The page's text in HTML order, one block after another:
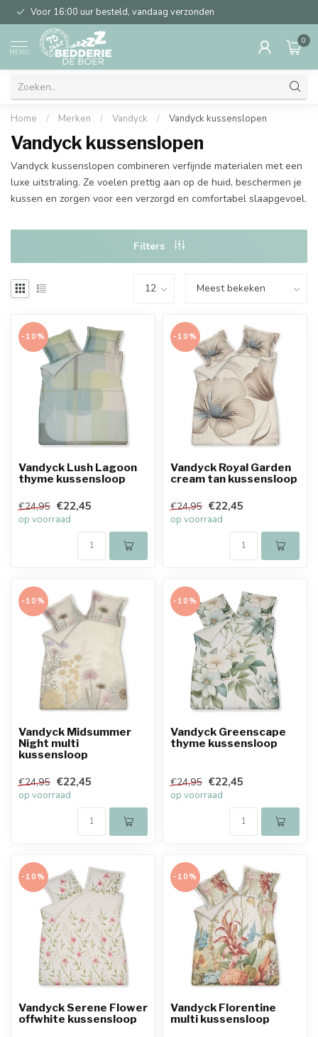
Voor 16:00 uur besteld, vandaag verzonden
MENU
0
Home / Merken / Vandyck / Vandyck kussenslopen
Vandyck kussenslopen
Vandyck kussenslopen combineren verfijnde materialen met een
luxe uitstraling. Ze voelen prettig aan op de huid, beschermen je
kussen en zorgen voor een verzorgd en comfortabel slaapgevoel.
Filters
-10%
Vandyck Lush Lagoon
thyme kussensloop
€24,95 €22,45
op voorraad
-10%
Vandyck Royal Garden
cream tan kussensloop
€24,95 €22,45
op voorraad
-10%
Vandyck Midsummer
Night multi
kussensloop
€24,95 €22,45
op voorraad
-10%
Vandyck Greenscape
thyme kussensloop
€24,95 €22,45
op voorraad
-10%
Vandyck Serene Flower
offwhite kussensloop
-10%
Vandyck Florentine
multi kussensloop